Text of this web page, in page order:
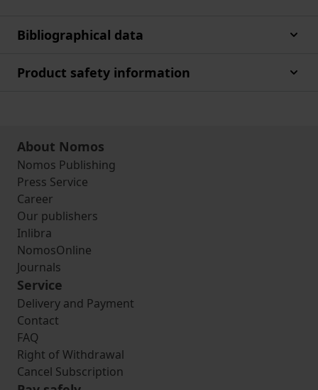
Bibliographical data
Product safety information
About Nomos
Nomos Publishing
Press Service
Career
Our publishers
Inlibra
NomosOnline
Journals
Service
Delivery and Payment
Contact
FAQ
Right of Withdrawal
Cancel Subscription